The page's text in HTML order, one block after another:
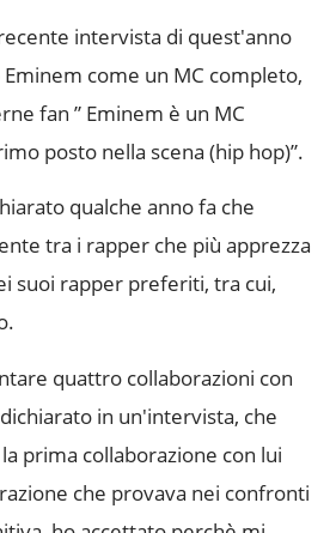
intervista di quest'anno
come un MC completo,
fan ” Eminem è un MC
posto nella scena (hip hop)”.
qualche anno fa che
tra i rapper che più apprezza
suoi rapper preferiti, tra cui,
quattro collaborazioni con
in un'intervista, che
prima collaborazione con lui
che provava nei confronti